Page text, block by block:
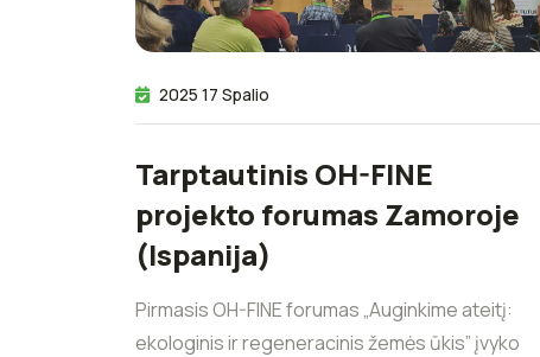
2025 17 Spalio
Tarptautinis OH-FINE
projekto forumas Zamoroje
(Ispanija)
Pirmasis OH-FINE forumas „Auginkime ateitį:
ekologinis ir regeneracinis žemės ūkis” įvyko